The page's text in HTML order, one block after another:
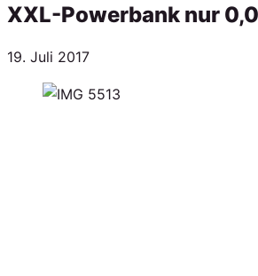
XXL-Powerbank nur
Veröffentlicht
19. Juli 2017